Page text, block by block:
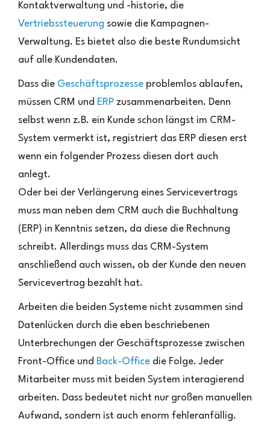
Kontaktverwaltung und -historie, die
Vertriebssteuerung sowie die Kampagnen-
Verwaltung. Es bietet also die beste Rundumsicht
auf alle Kundendaten.
Dass die Geschäftsprozesse problemlos ablaufen,
müssen CRM und ERP zusammenarbeiten. Denn
selbst wenn z.B. ein Kunde schon längst im CRM-
System vermerkt ist, registriert das ERP diesen erst
wenn ein folgender Prozess diesen dort auch
anlegt.
Oder bei der Verlängerung eines Servicevertrags
muss man neben dem CRM auch die Buchhaltung
(ERP) in Kenntnis setzen, da diese die Rechnung
schreibt. Allerdings muss das CRM-System
anschließend auch wissen, ob der Kunde den neuen
Servicevertrag bezahlt hat.
Arbeiten die beiden Systeme nicht zusammen sind
Datenlücken durch die eben beschriebenen
Unterbrechungen der Geschäftsprozesse zwischen
Front-Office und Back-Office die Folge. Jeder
Mitarbeiter muss mit beiden System interagierend
arbeiten. Dass bedeutet nicht nur großen manuellen
Aufwand, sondern ist auch enorm fehleranfällig.